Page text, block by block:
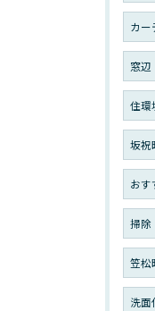
カー
窓辺
住環
坂祝
おす
掃除
笠松
洗面